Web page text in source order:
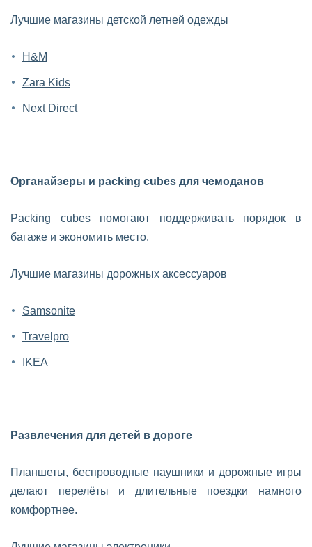
Лучшие магазины детской летней одежды
H&M
Zara Kids
Next Direct
Органайзеры и packing cubes для чемоданов
Packing cubes помогают поддерживать порядок в
багаже и экономить место.
Лучшие магазины дорожных аксессуаров
Samsonite
Travelpro
IKEA
Развлечения для детей в дороге
Планшеты, беспроводные наушники и дорожные игры
делают перелёты и длительные поездки намного
комфортнее.